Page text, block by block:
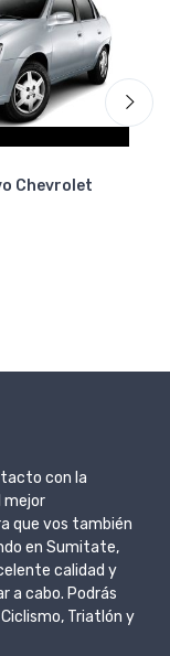
Chevrolet
con la
mejor
que vos también
en Sumitate,
calidad y
a cabo. Podrás
Triatlón y